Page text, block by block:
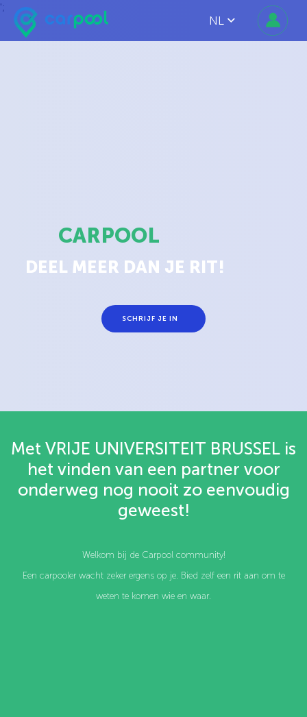
NL
';
CARPOOL
DEEL MEER DAN JE RIT!
SCHRIJF JE IN
Met VRIJE UNIVERSITEIT BRUSSEL is
het vinden van een partner voor
onderweg nog nooit zo eenvoudig
geweest!
Welkom bij de Carpool community!
Een carpooler wacht zeker ergens op je. Bied zelf een rit aan om te
weten te komen wie en waar.